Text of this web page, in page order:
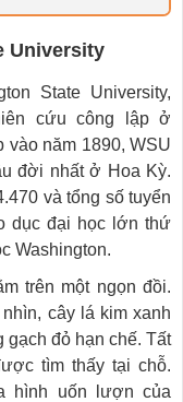
University
State University,
cứu công lập ở
vào năm 1890, WSU
đời nhất ở Hoa Kỳ.
và tổng số tuyển
dục đại học lớn thứ
Washington.
trên một ngọn đồi.
cây lá kim xanh
gạch đỏ hạn chế. Tất
tìm thấy tại chỗ.
hình uốn lượn của